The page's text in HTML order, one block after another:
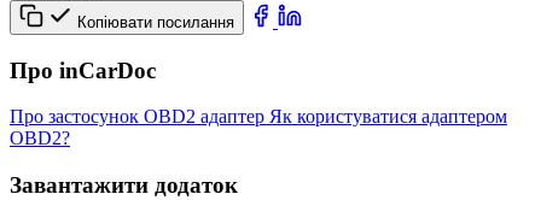
Копіювати посилання
Про inCarDoc
Про застосунок OBD2 адаптер Як користуватися адаптером
OBD2?
Завантажити додаток